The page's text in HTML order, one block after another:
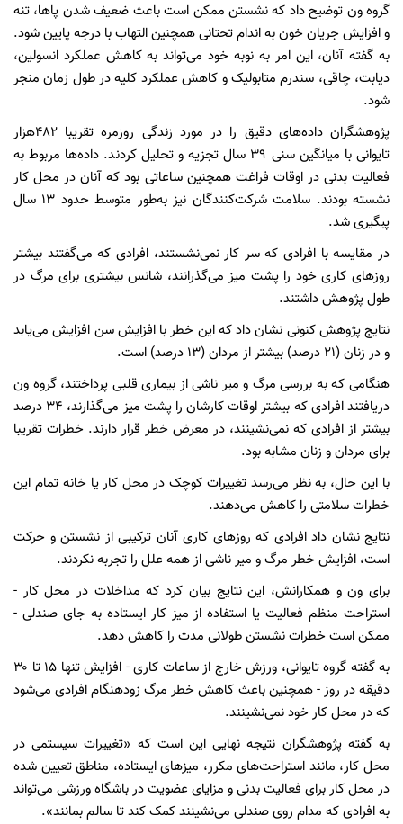
گروه ون توضیح داد که نشستن ممکن است باعث ضعیف شدن پاها، تنه
و افزایش جریان خون به اندام تحتانی همچنین التهاب با درجه پایین شود.
به گفته آنان، این امر به نوبه خود می‌تواند به کاهش عملکرد انسولین،
دیابت، چاقی، سندرم متابولیک و کاهش عملکرد کلیه در طول زمان منجر
شود.
پژوهشگران داده‌های دقیق را در مورد زندگی روزمره تقریبا ۴۸۲هزار
تایوانی با میانگین سنی ۳۹ سال تجزیه و تحلیل کردند. داده‌ها مربوط به
فعالیت بدنی در اوقات فراغت همچنین ساعاتی بود که آنان در محل کار
نشسته بودند. سلامت شرکت‌کنندگان نیز به‌طور متوسط حدود ۱۳ سال
پیگیری شد.
در مقایسه با افرادی که سر کار نمی‌نشستند، افرادی که می‌گفتند بیشتر
روزهای کاری خود را پشت میز می‌گذرانند، شانس بیشتری برای مرگ در
طول پژوهش داشتند.
نتایج پژوهش کنونی نشان داد که این خطر با افزایش سن افزایش می‌یابد
و در زنان (۲۱ درصد) بیشتر از مردان (۱۳ درصد) است.
هنگامی که به بررسی مرگ و میر ناشی از بیماری قلبی پرداختند، گروه ون
دریافتند افرادی که بیشتر اوقات کارشان را پشت میز می‌گذارند، ۳۴ درصد
بیشتر از افرادی که نمی‌نشینند، در معرض خطر قرار دارند. خطرات تقریبا
برای مردان و زنان مشابه بود.
با این حال، به نظر می‌رسد تغییرات کوچک در محل کار یا خانه تمام این
خطرات سلامتی را کاهش می‌دهند.
نتایج نشان داد افرادی که روزهای کاری آنان ترکیبی از نشستن و حرکت
است، افزایش خطر مرگ و میر ناشی از همه علل را تجربه نکردند.
برای ون و همکارانش، این نتایج بیان کرد که مداخلات در محل کار -
استراحت منظم فعالیت یا استفاده از میز کار ایستاده به جای صندلی -
ممکن است خطرات نشستن طولانی مدت را کاهش دهد.
به گفته گروه تایوانی، ورزش خارج از ساعات کاری - افزایش تنها ۱۵ تا ۳۰
دقیقه در روز - همچنین باعث کاهش خطر مرگ زودهنگام افرادی می‌شود
که در محل کار خود نمی‌نشینند.
به گفته پژوهشگران نتیجه نهایی این است که «تغییرات سیستمی در
محل کار، مانند استراحت‌های مکرر، میزهای ایستاده، مناطق تعیین شده
در محل کار برای فعالیت بدنی و مزایای عضویت در باشگاه ورزشی می‌تواند
به افرادی که مدام روی صندلی می‌نشینند کمک کند تا سالم بمانند».